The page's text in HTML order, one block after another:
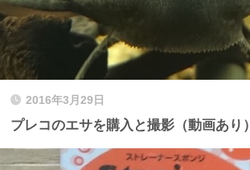
2016年3月29日
プレコのエサを購入と撮影（動画あり）